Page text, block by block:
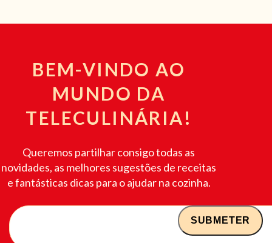
BEM-VINDO AO
MUNDO DA
TELECULINÁRIA!
Queremos partilhar consigo todas as
novidades, as melhores sugestões de receitas
e fantásticas dicas para o ajudar na cozinha.